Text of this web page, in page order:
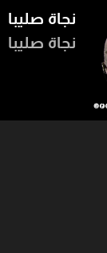
نجاة صليبا
نجاة صليبا